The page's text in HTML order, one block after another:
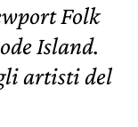
Folk
Island.
artisti del